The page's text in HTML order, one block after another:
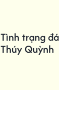
Tình trạng
Thúy Quỳnh